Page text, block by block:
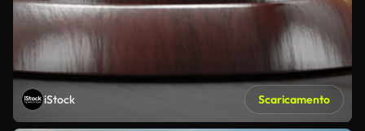
iStock Scaricamento